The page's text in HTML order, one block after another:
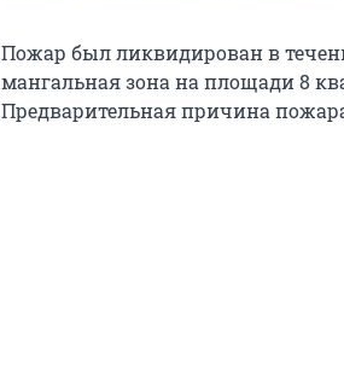
Пожар был ликвидирован в
мангальная зона на площади 8
Предварительная причина